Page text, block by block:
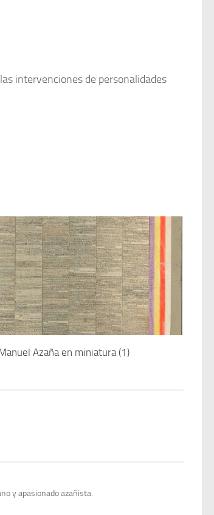
intervenciones de personalidades
Azaña en miniatura (1)
y apasionado azañista.